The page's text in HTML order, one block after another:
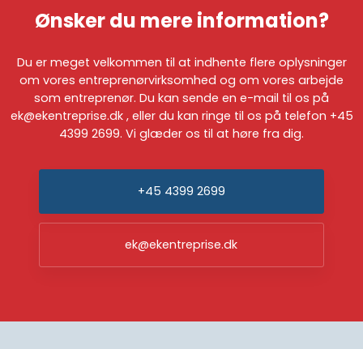
Ønsker du mere information?
​Du er meget velkommen til at indhente flere oplysninger
om vores entreprenørvirksomhed og om vores arbejde
som entreprenør. Du kan sende en e-mail til os på
ek@ekentreprise.dk, eller du kan ringe til os på telefon +45
4399 2699. Vi glæder os til at høre fra dig.
+45 4399 2699
ek@ekentreprise.dk